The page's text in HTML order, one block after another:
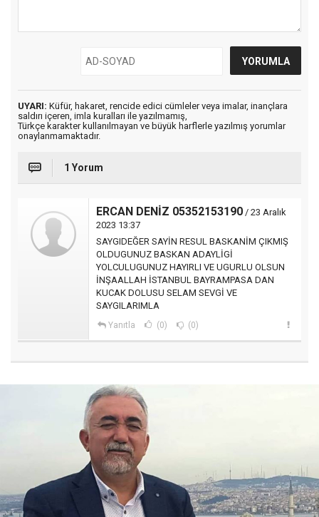
UYARI: Küfür, hakaret, rencide edici cümleler veya imalar, inançlara
saldırı içeren, imla kuralları ile yazılmamış,
Türkçe karakter kullanılmayan ve büyük harflerle yazılmış yorumlar
onaylanmamaktadır.
1 Yorum
ERCAN DENİZ 05352153190 / 23 Aralık
2023 13:37
SAYGIDEĞER SAYİN RESUL BASKANİM ÇIKMIŞ
OLDUGUNUZ BASKAN ADAYLİGİ
YOLCULUGUNUZ HAYIRLI VE UGURLU OLSUN
İNŞAALLAH İSTANBUL BAYRAMPASA DAN
KUCAK DOLUSU SELAM SEVGİ VE
SAYGILARIMLA
Yanıtla (0) (0)